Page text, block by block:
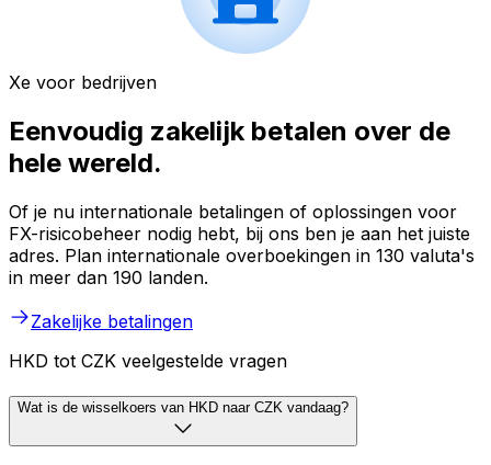
Xe voor bedrijven
Eenvoudig zakelijk betalen over de
hele wereld.
Of je nu internationale betalingen of oplossingen voor
FX-risicobeheer nodig hebt, bij ons ben je aan het juiste
adres. Plan internationale overboekingen in 130 valuta's
in meer dan 190 landen.
Zakelijke betalingen
HKD tot CZK veelgestelde vragen
Wat is de wisselkoers van HKD naar CZK vandaag?